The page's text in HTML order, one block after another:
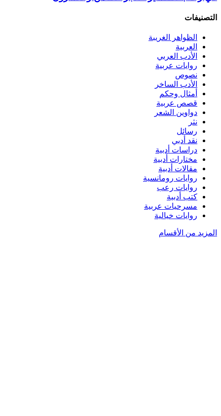
التصنيفات
الظواهر الغريبة‏
العربية
الأدب العربي
روايات عربية
نصوص
الأدب الساخر
أمثال وحكم
قصص عربية
دواوين الشعر
نثر
رسائل
نقد أدبي
دراسات أدبية
مختارات أدبية
مقالات أدبية
روايات رومانسية
روايات رعب
كتب أدبية
مسرحيات عربية
روايات خيالية
المزيد من الأقسام